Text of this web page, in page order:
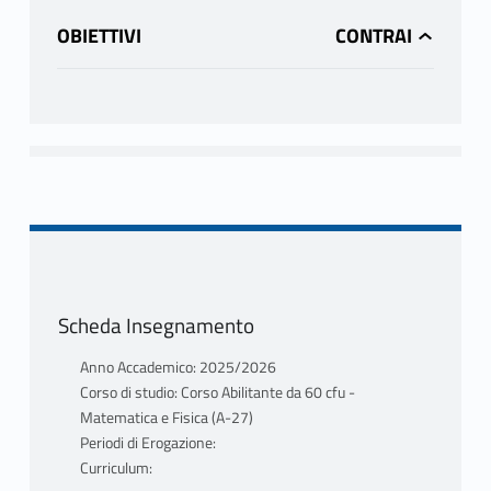
OBIETTIVI
Scheda Insegnamento
Anno Accademico: 2025/2026
Corso di studio: Corso Abilitante da 60 cfu -
Matematica e Fisica (A-27)
Periodi di Erogazione:
Curriculum: